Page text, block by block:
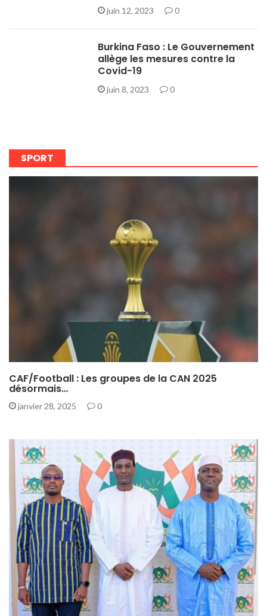
juin 12, 2023 0
Burkina Faso : Le Gouvernement
allège les mesures contre la
Covid-19
juin 8, 2023 0
SPORT
CAF/Football : Les groupes de la CAN 2025
désormais…
janvier 28, 2025 0